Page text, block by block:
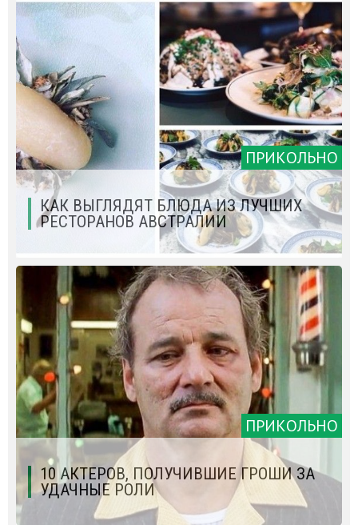
ПРИКОЛЬНО
КАК ВЫГЛЯДЯТ БЛЮДА ИЗ ЛУЧШИХ
РЕСТОРАНОВ АВСТРАЛИИ
ПРИКОЛЬНО
10 АКТЕРОВ, ПОЛУЧИВШИЕ ГРОШИ ЗА
УДАЧНЫЕ РОЛИ